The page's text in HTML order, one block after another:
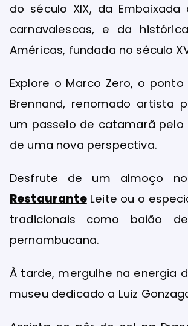
do século XIX, da
carnavalescas, e da
Américas, fundada no século
Explore o Marco Zero, o
Brennand, renomado artista
um passeio de catamarã
de uma nova perspectiva.
Desfrute de um almoço
RestauranteLeite ou o
tradicionais como baião
pernambucana.
À tarde, mergulhe na energia
museu dedicado a Luiz